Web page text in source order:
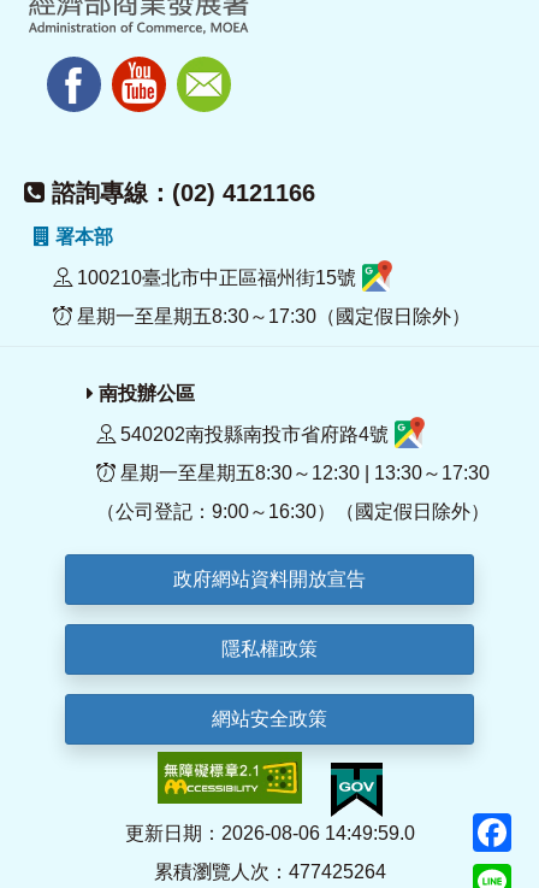
諮詢專線：(02) 4121166
署本部
100210臺北市中正區福州街15號
星期一至星期五8:30～17:30（國定假日除外）
南投辦公區
540202南投縣南投市省府路4號
星期一至星期五8:30～12:30 | 13:30～17:30
（公司登記：9:00～16:30）（國定假日除外）
政府網站資料開放宣告
隱私權政策
網站安全政策
更新日期：2026-08-06 14:49:59.0
累積瀏覽人次：477425264